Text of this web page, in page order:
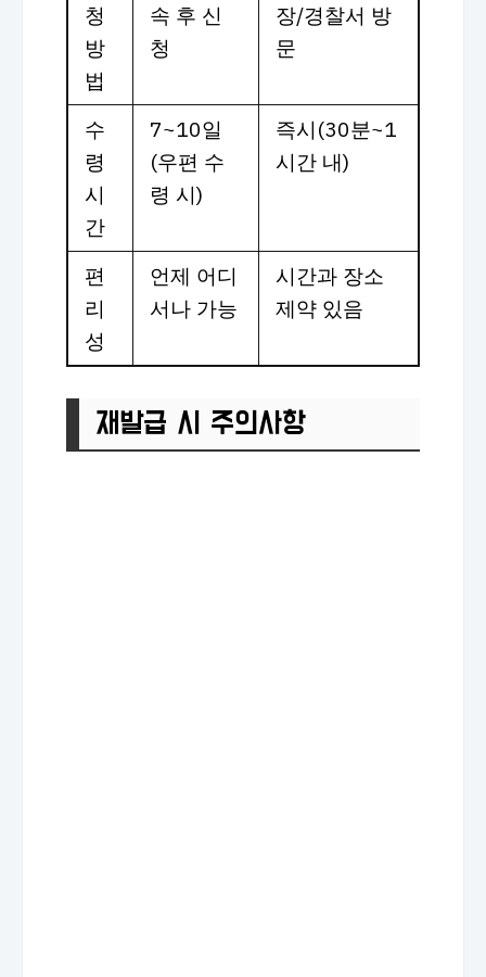
청
방
법
속 후 신
청
장/경찰서 방
문
수
령
시
간
7~10일
(우편 수
령 시)
즉시(30분~1
시간 내)
편
리
성
언제 어디
서나 가능
시간과 장소
제약 있음
재발급 시 주의사항